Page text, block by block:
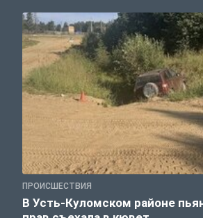
ПРОИСШЕСТВИЯ
В Усть-Куломском районе